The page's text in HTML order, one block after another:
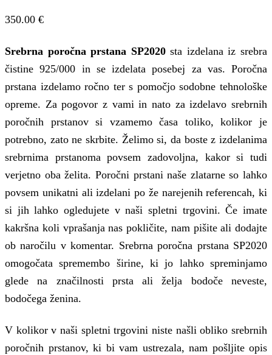
350.00 €
Srebrna poročna prstana SP2020sta izdelana iz srebra
čistine 925/000 in se izdelata posebej za vas. Poročna
prstana izdelamo ročno ter s pomočjo sodobne tehnološke
opreme. Za pogovor z vami in nato za izdelavo srebrnih
poročnih prstanov si vzamemo časa toliko, kolikor je
potrebno, zato ne skrbite. Želimo si, da boste z izdelanima
srebrnima prstanoma povsem zadovoljna, kakor si tudi
verjetno oba želita. Poročni prstani naše zlatarne so lahko
povsem unikatni ali izdelani po že narejenih referencah, ki
si jih lahko ogledujete v naši spletni trgovini. Če imate
kakršna koli vprašanja nas pokličite, nam pišite ali dodajte
ob naročilu v komentar. Srebrna poročna prstana SP2020
omogočata spremembo širine, ki jo lahko spreminjamo
glede na značilnosti prsta ali želja bodoče neveste,
bodočega ženina.
V kolikor v naši spletni trgovini niste našli obliko srebrnih
poročnih prstanov, ki bi vam ustrezala, nam pošljite opis